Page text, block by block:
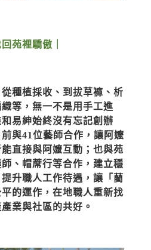
苑裡驕傲｜
種植採收、到拔草褲、析
等，無一不是用手工進
易紳始終沒有忘記創辦
前與41位藝師合作，讓阿嬤
直接與阿嬤互動；也與苑
、帽蓆行等合作，建立穩
升職人工作待遇，讓「藺
的運作，在地職人重新找
業與社區的共好。